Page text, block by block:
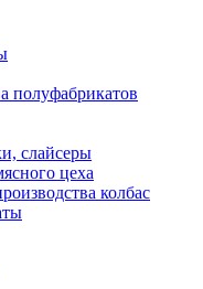
полуфабрикатов
слайсеры
цеха
колбас